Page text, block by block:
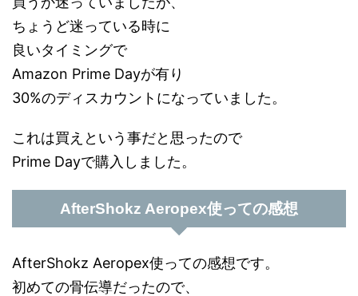
ちょうど迷っている時に
良いタイミングで
Amazon Prime Dayが有り
30%のディスカウントになっていました。
これは買えという事だと思ったので
Prime Dayで購入しました。
AfterShokz Aeropex使っての感想
AfterShokz Aeropex使っての感想です。
初めての骨伝導だったので、